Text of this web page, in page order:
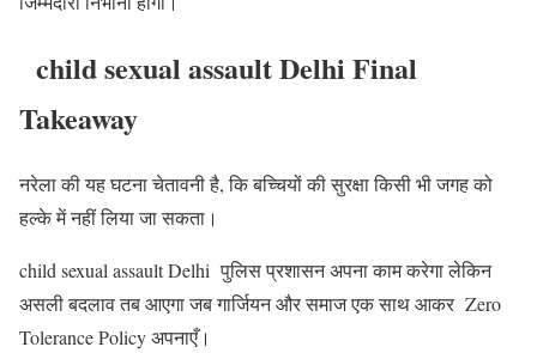
child sexual assault Delhi Final
Takeaway
नरेला की यह घटना चेतावनी है, कि बच्चियों की सुरक्षा किसी भी जगह को
हल्के में नहीं लिया जा सकता।
child sexual assault Delhi पुलिस प्रशासन अपना काम करेगा लेकिन
असली बदलाव तब आएगा जब गार्जियन और समाज एक साथ आकर Zero
Tolerance Policy अपनाएँ।